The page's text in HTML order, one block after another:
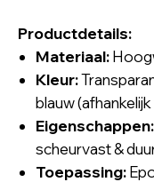
Productdetails:
Materiaal:
Kleur:
blauw
Eigenschappen:
scheurvast &
Toepassing: